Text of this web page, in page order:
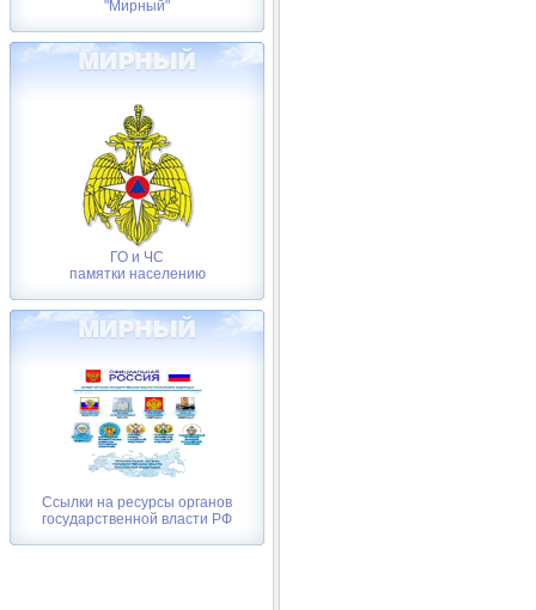
"Мирный"
ГО и ЧС
памятки населению
Ссылки на ресурсы органов
государственной власти РФ